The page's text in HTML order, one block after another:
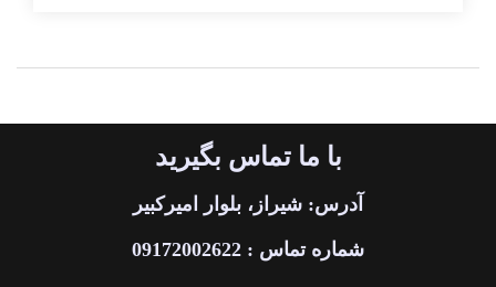
با ما تماس بگیرید
آدرس: شیراز، بلوار امیرکبیر
شماره تماس : 09172002622